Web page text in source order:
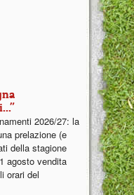
2026/27: la
prelazione (e
della stagione
agosto vendita
orari del